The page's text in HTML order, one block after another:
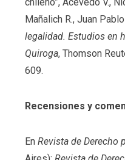
chileno”, Acevedo V.,
Mañalich R., Juan
legalidad. Estudios en
Quiroga, Thomson
609.
Recensiones y
En Revista de Derecho